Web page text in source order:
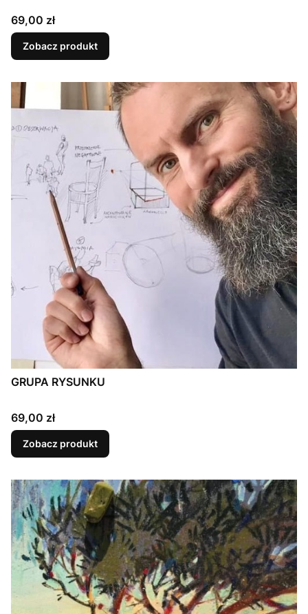
Cena
69,00 zł
Zobacz produkt
GRUPA RYSUNKU
Cena
69,00 zł
Zobacz produkt